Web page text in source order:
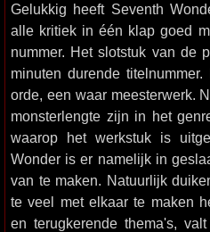
Gelukkig heeft Seventh
alle kritiek in één klap goed
nummer. Het slotstuk van de
minuten durende
orde, een waar meesterwerk.
monsterlengte zijn in het
waarop het werkstuk is
Wonder is er namelijk in
van te maken. Natuurlijk
te veel met elkaar te maken
en terugkerende thema's, valt